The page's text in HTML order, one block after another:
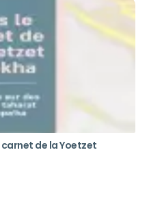
de la Yoetzet